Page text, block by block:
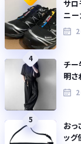
サロ
ニ
4
チー
明さ
5
おっ
ッグ